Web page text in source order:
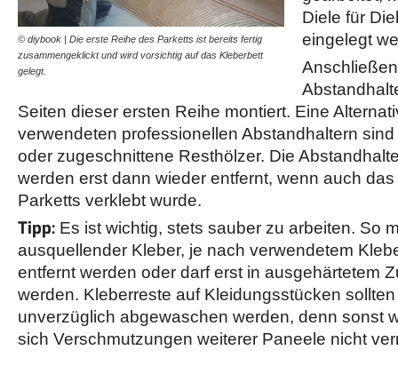
© diybook | Die erste Reihe des Parketts ist bereits fertig
zusammengeklickt und wird vorsichtig auf das Kleberbett
gelegt.
© diybook | Der
verbauten
Diele für
eingelegt
Seiten dieser ersten Reihe montiert. Eine
verwendeten professionellen Abstandhaltern
oder zugeschnittene Resthölzer. Die
werden erst dann wieder entfernt, wenn auch
Parketts verklebt wurde.
Tipp: Es ist wichtig, stets sauber zu arbeiten. So
ausquellender Kleber, je nach verwendetem
entfernt werden oder darf erst in ausgehärtetem
werden. Kleberreste auf Kleidungsstücken
unverzüglich abgewaschen werden, denn sonst
sich Verschmutzungen weiterer Paneele nicht